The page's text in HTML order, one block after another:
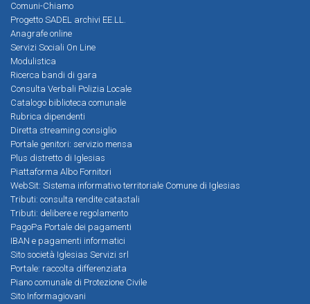
Comuni-Chiamo
Progetto SADEL archivi EE.LL.
Anagrafe online
Servizi Sociali On Line
Modulistica
Ricerca bandi di gara
Consulta Verbali Polizia Locale
Catalogo biblioteca comunale
Rubrica dipendenti
Diretta streaming consiglio
Portale genitori: servizio mensa
Plus distretto di Iglesias
Piattaforma Albo Fornitori
WebSit: Sistema informativo territoriale Comune di Iglesias
Tributi: consulta rendite catastali
Tributi: delibere e regolamento
PagoPa Portale dei pagamenti
IBAN e pagamenti informatici
Sito società Iglesias Servizi srl
Portale: raccolta differenziata
Piano comunale di Protezione Civile
Sito Informagiovani